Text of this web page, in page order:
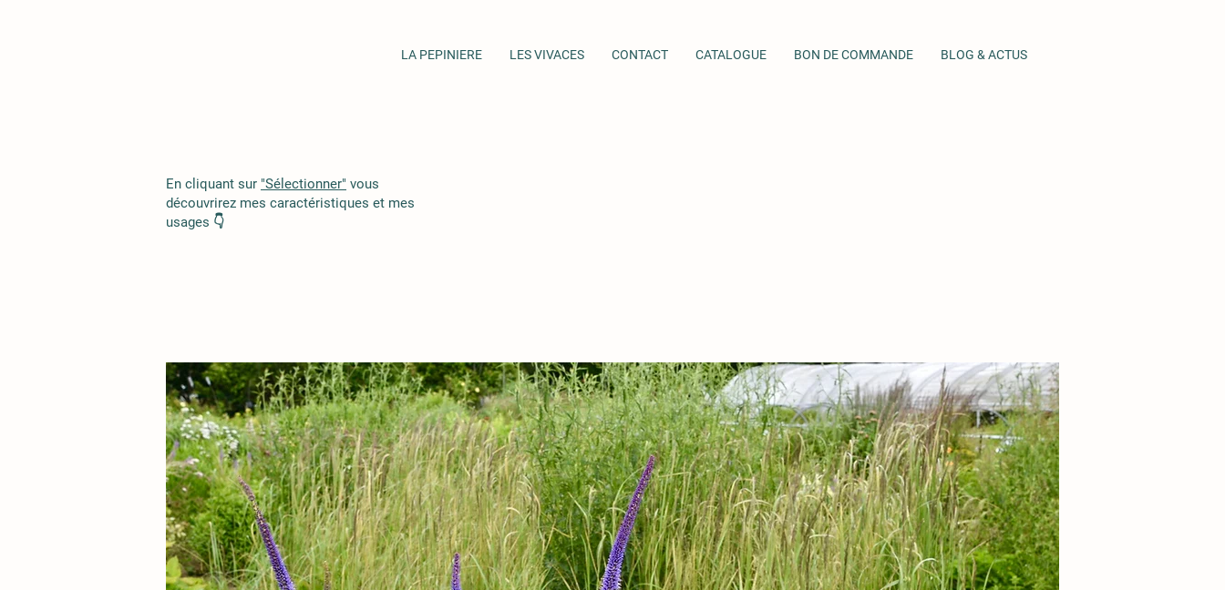
LA PEPINIERE LES VIVACES CONTACT CATALOGUE BON DE COMMANDE BLOG & ACTUS
En cliquant sur "Sélectionner" vous
découvrirez mes caractéristiques et mes
usages 👇